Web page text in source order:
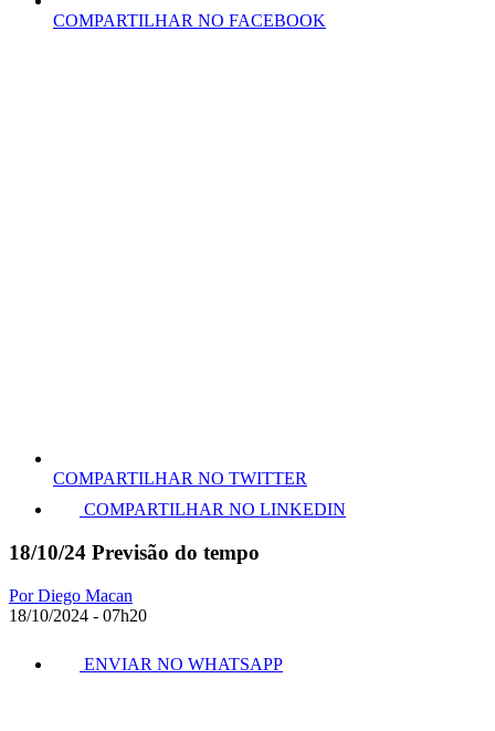
COMPARTILHAR NO FACEBOOK
COMPARTILHAR NO TWITTER
COMPARTILHAR NO LINKEDIN
18/10/24 Previsão do tempo
Por Diego Macan
18/10/2024 - 07h20
ENVIAR NO WHATSAPP